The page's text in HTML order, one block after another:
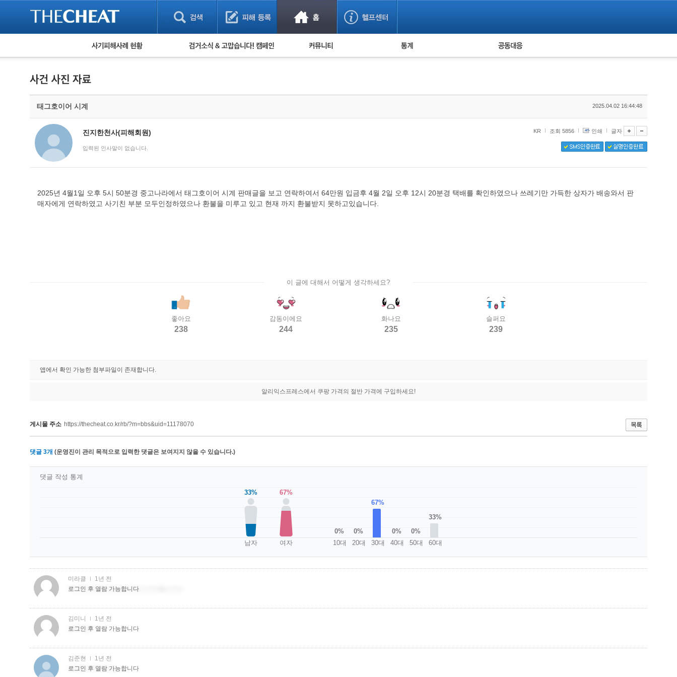
피해사례 현황
유해사이트 목록
비공개 피해사례
워킹홀리데이 피해사례
검거 소식 사기 예방했어요! 누적 피해사례 통계 피해자 공동대응
태그호이어 시계 2025.04.02 16:44:48
진지한천사(피해회원)
입력된 인사말이 없습니다.
KR 조회 5856 인쇄 글자
2025년 4월1일 오후 5시 50분경 중고나라에서 태그호이어 시계 판매글을 보고 연락하여서 64만원 입금후 4월 2일 오후 12시 20분경 택배를 확인하였으나 쓰레기만 가득한 상자가 배송와서 판
매자에게 연락하였고 사기친 부분 모두인정하였으나 환불을 미루고 있고 현재 까지 환불받지 못하고있습니다.
이 글에 대해서 어떻게 생각하세요?
좋아요
238
감동이에요
244
화나요
235
슬퍼요
239
앱에서 확인 가능한 첨부파일이 존재합니다.
알리익스프레스에서 쿠팡 가격의 절반 가격에 구입하세요!
게시물 주소 https://thecheat.co.kr/rb/?m=bbs&uid=11178070
댓글 3개 (운영진이 관리 목적으로 입력한 댓글은 보여지지 않을 수 있습니다.)
33%
남자
67%
여자
0%
10대
0%
20대
67%
30대
0%
40대
0%
50대
33%
60대
댓글 작성 통계